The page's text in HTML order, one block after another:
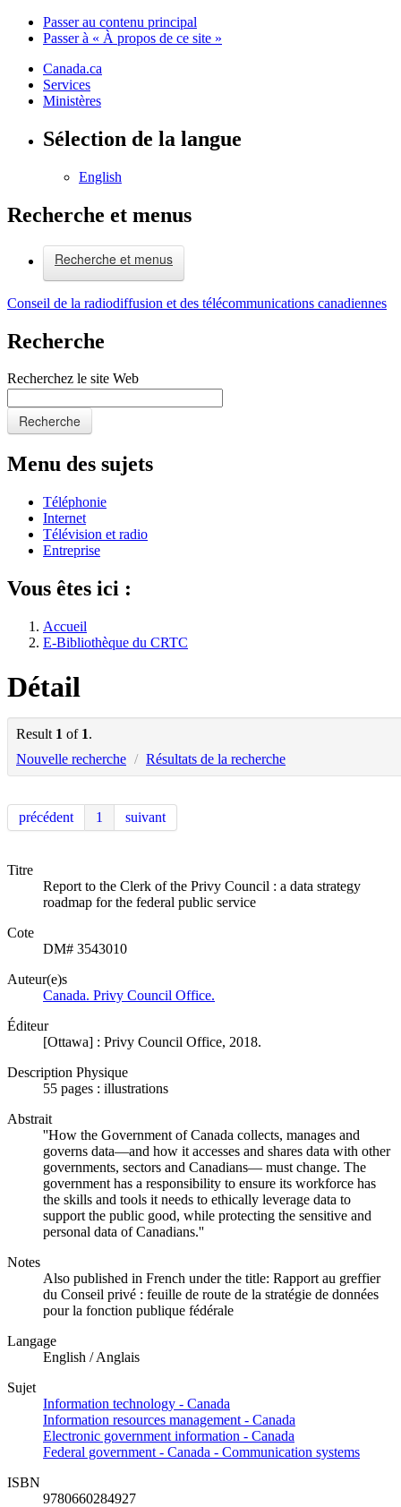
Passer au contenu principal
Passer à « À propos de ce site »
Canada.ca
Services
Ministères
Sélection de la langue
English
Recherche et menus
Recherche et menus
Conseil de la radiodiffusion et des télécommunications canadiennes
Recherche
Recherchez le site Web
Recherche
Menu des sujets
Téléphonie
Internet
Télévision et radio
Entreprise
Vous êtes ici :
Accueil
E-Bibliothèque du CRTC
Détail
Result 1 of 1.
Nouvelle recherche / Résultats de la recherche
précédent 1 suivant
Titre
Report to the Clerk of the Privy Council : a data strategy
roadmap for the federal public service
Cote
DM# 3543010
Auteur(e)s
Canada. Privy Council Office.
Éditeur
[Ottawa] : Privy Council Office, 2018.
Description Physique
55 pages : illustrations
Abstrait
''How the Government of Canada collects, manages and
governs data—and how it accesses and shares data with other
governments, sectors and Canadians— must change. The
government has a responsibility to ensure its workforce has
the skills and tools it needs to ethically leverage data to
support the public good, while protecting the sensitive and
personal data of Canadians.''
Notes
Also published in French under the title: Rapport au greffier
du Conseil privé : feuille de route de la stratégie de données
pour la fonction publique fédérale
Langage
English / Anglais
Sujet
Information technology - Canada
Information resources management - Canada
Electronic government information - Canada
Federal government - Canada - Communication systems
ISBN
9780660284927